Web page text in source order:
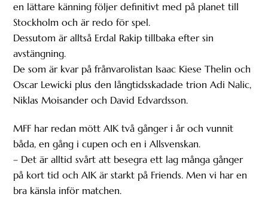
en lättare känning följer definitivt med på planet till
Stockholm och är redo för spel.
Dessutom är alltså Erdal Rakip tillbaka efter sin
avstängning.
De som är kvar på frånvarolistan Isaac Kiese Thelin och
Oscar Lewicki plus den långtidsskadade trion Adi Nalic,
Niklas Moisander och David Edvardsson.
MFF har redan mött AIK två gånger i år och vunnit
båda, en gång i cupen och en i Allsvenskan.
– Det är alltid svårt att besegra ett lag många gånger
på kort tid och AIK är starkt på Friends. Men vi har en
bra känsla inför matchen.